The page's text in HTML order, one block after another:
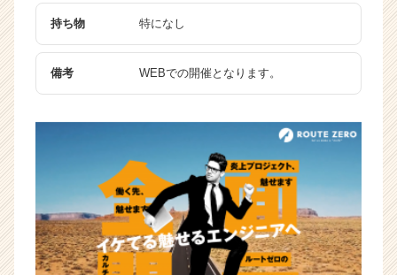
a
r
e
持ち物 特になし
備考 WEBでの開催となります。